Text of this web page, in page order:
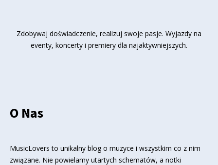
Zdobywaj doświadczenie, realizuj swoje pasje. Wyjazdy na
eventy, koncerty i premiery dla najaktywniejszych.
O Nas
MusicLovers to unikalny blog o muzyce i wszystkim co z nim
związane. Nie powielamy utartych schematów, a notki